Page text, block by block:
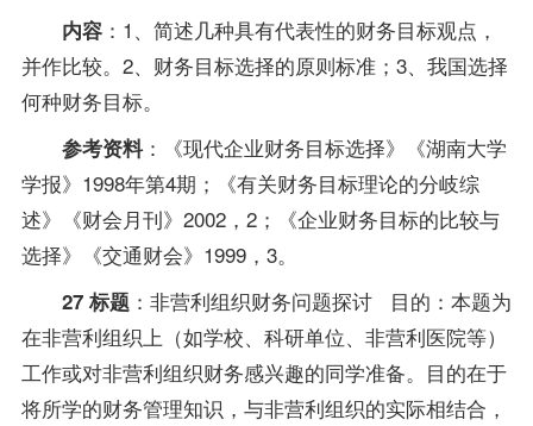
内容：1、简述几种具有代表性的财务目标观点，
并作比较。2、财务目标选择的原则标准；3、我国选择
何种财务目标。
参考资料：《现代企业财务目标选择》《湖南大学
学报》1998年第4期；《有关财务目标理论的分岐综
述》《财会月刊》2002，2；《企业财务目标的比较与
选择》《交通财会》1999，3。
27 标题：非营利组织财务问题探讨 目的：本题为
在非营利组织上（如学校、科研单位、非营利医院等）
工作或对非营利组织财务感兴趣的同学准备。目的在于
将所学的财务管理知识，与非营利组织的实际相结合，